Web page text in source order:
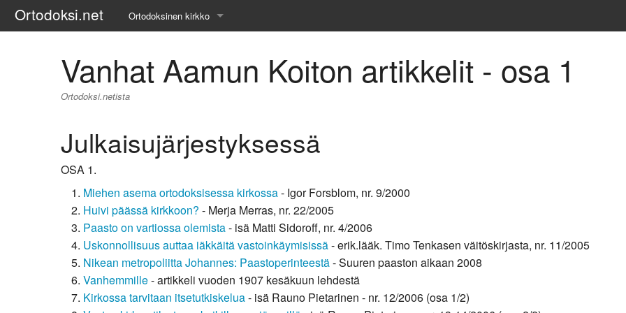
Ortodoksi.net Ortodoksinen kirkko
Liturgiset tekstit
Kirkkohistoria
Uskonoppi
Kirkkotaide
Pyhät ihmiset
Suomen kirkko
Vanhat Aamun Koiton artikkelit - osa 1
Ortodoksi.netista
Julkaisujärjestyksessä
OSA 1.
Miehen asema ortodoksisessa kirkossa- Igor Forsblom, nr. 9/2000
Huivi päässä kirkkoon? - Merja Merras, nr. 22/2005
Paasto on vartiossa olemista- isä Matti Sidoroff, nr. 4/2006
Uskonnollisuus auttaa iäkkäitä vastoinkäymisissä- erik.lääk. Timo Tenkasen väitöskirjasta, nr. 11/2005
Nikean metropoliitta Johannes: Paastoperinteestä- Suuren paaston aikaan 2008
Vanhemmille- artikkeli vuoden 1907 kesäkuun lehdestä
Kirkossa tarvitaan itsetutkiskelua- isä Rauno Pietarinen - nr. 12/2006 (osa 1/2)